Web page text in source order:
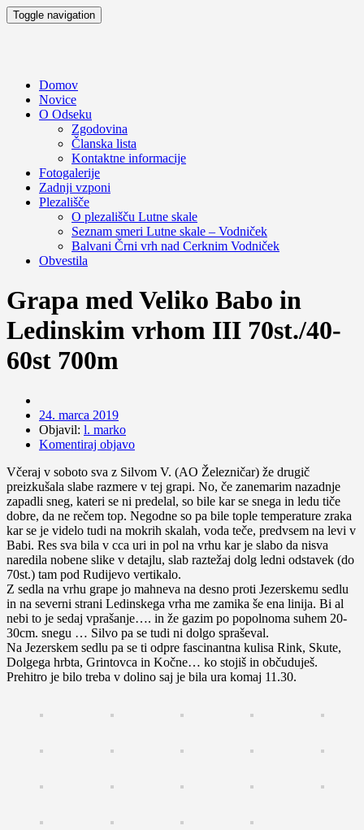
Toggle navigation
Domov
Novice
O Odseku
Zgodovina
Članska lista
Kontaktne informacije
Fotogalerije
Zadnji vzponi
Plezališče
O plezališču Lutne skale
Seznam smeri Lutne skale – Vodniček
Balvani Črni vrh nad Cerknim Vodniček
Obvestila
Grapa med Veliko Babo in
Ledinskim vrhom III 70st./40-
60st 700m
24. marca 2019
Objavil: l. marko
Komentiraj objavo
Včeraj v soboto sva z Silvom V. (AO Železničar) že drugič
preizkušala slabe razmere v tej grapi. No, če zanemarim nazadnje
zapadli sneg, kateri se ni predelal, so bile kar se snega in ledu tiče
dobre, da ne rečem top. Negodne so pa bile tople temperature zraka
kar se je videlo tudi na mokrih skalah, voda teče, predvsem na levi v
Babi. Res sva bila v cca uri in pol na vrhu kar je slabo da nisva
naredila nobene slike v detajlu, slab raztežaj dolg ledni odstavek (do
70st.) tam pod Rudijevo vertikalo.
Z sedla na vrhu grape jo mahneva na desno proti Jezerskemu sedlu
in na severni strani Ledinskega vrha me zamika še ena linija. Bi al
nebi to je sedaj vprašanje…. in že gazim po popolnoma suhem 20-
30cm. snegu … Silvo pa se tudi ni dolgo spraševal.
Na Jezerskem sedlu pa se ti odpre fascinantna kulisa Rink, Skute,
Dolgega hrbta, Grintovca in Kočne… ko stojiš in občuduješ.
Prehitro je bilo treba v dolino saj je bila ura komaj 11.30.